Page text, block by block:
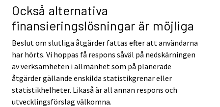
Också alternativa
finansieringslösningar är möjliga
Beslut om slutliga åtgärder fattas efter att användarna
har hörts. Vi hoppas få respons såväl på nedskärningen
av verksamheten i allmänhet som på planerade
åtgärder gällande enskilda statistikgrenar eller
statistikhelheter. Likaså är all annan respons och
utvecklingsförslag välkomna.